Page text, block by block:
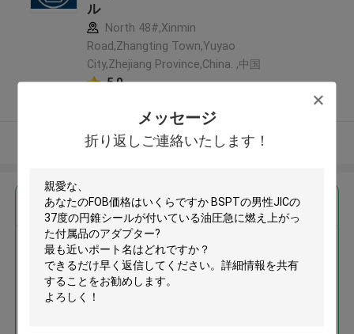
メッセージ
折り返しご連絡いたします！
ル
North 48#,Xinmin
Road,Zhangting Town,Yuyao
City,Zhejiang Province,China. ,中国
5.0
多くを見て下さい
最高の価格で
BSPTの男性JICの37度の円錐シ
ールが付いている油圧急に燃え
上がった付属品のアダプター